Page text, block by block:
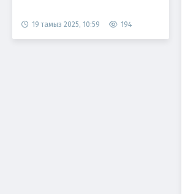
19 тамыз 2025, 10:59 194